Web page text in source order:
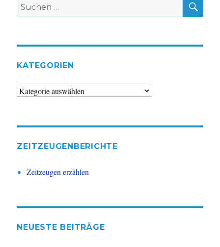
Suche
nach:
KATEGORIEN
Kategorien
ZEITZEUGENBERICHTE
Zeitzeugen erzählen
NEUESTE BEITRÄGE